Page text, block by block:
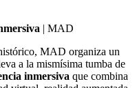
| MAD
MAD organiza un
a la mismísima tumba de
inmersiva que combina